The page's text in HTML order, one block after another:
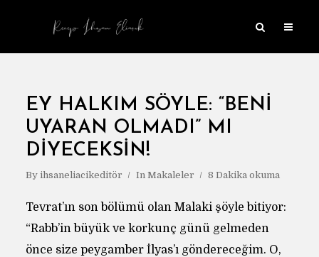
EY HALKIM SÖYLE: “BENI
UYARAN OLMADI” MI
DIYECEKSIN!
By ihsaneliacikeditör In Makaleler 8 Dakika okuma
Tevrat’ın son bölümü olan Malaki şöyle bitiyor:
“Rabb’in büyük ve korkunç günü gelmeden
önce size peygamber İlyas’ı göndereceğim. O,